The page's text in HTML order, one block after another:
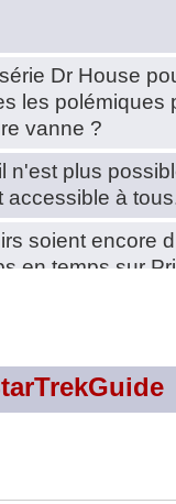
Dr House
les polémiques
vanne ?
n'est plus
accessible à
soient encore
en temps sur
JE vous